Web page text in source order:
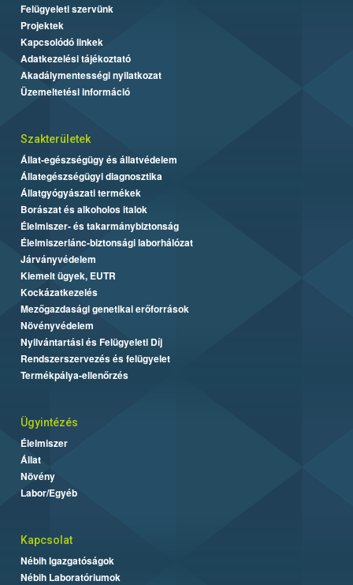
Felügyeleti szervünk
Projektek
Kapcsolódó linkek
Adatkezelési tájékoztató
Akadálymentességi nyilatkozat
Üzemeltetési információ
Szakterületek
Állat-egészségügy és állatvédelem
Állategészségügyi diagnosztika
Állatgyógyászati termékek
Borászat és alkoholos italok
Élelmiszer- és takarmánybiztonság
Élelmiszerlánc-biztonsági laborhálózat
Járványvédelem
Kiemelt ügyek, EUTR
Kockázatkezelés
Mezőgazdasági genetikai erőforrások
Növényvédelem
Nyilvántartási és Felügyeleti Díj
Rendszerszervezés és felügyelet
Termékpálya-ellenőrzés
Ügyintézés
Élelmiszer
Állat
Növény
Labor/Egyéb
Kapcsolat
Nébih Igazgatóságok
Nébih Laboratóriumok